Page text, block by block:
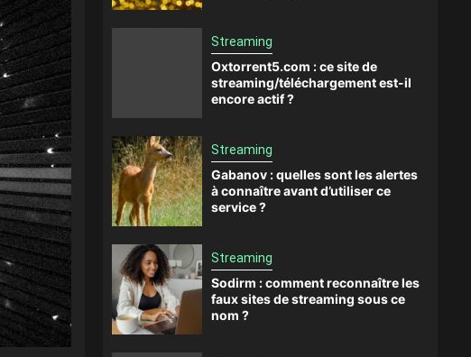
Streaming
Oxtorrent5.com : ce site de
streaming/téléchargement est-il
encore actif ?
Streaming
Gabanov : quelles sont les alertes
à connaître avant d’utiliser ce
service ?
Streaming
Sodirm : comment reconnaître les
faux sites de streaming sous ce
nom ?